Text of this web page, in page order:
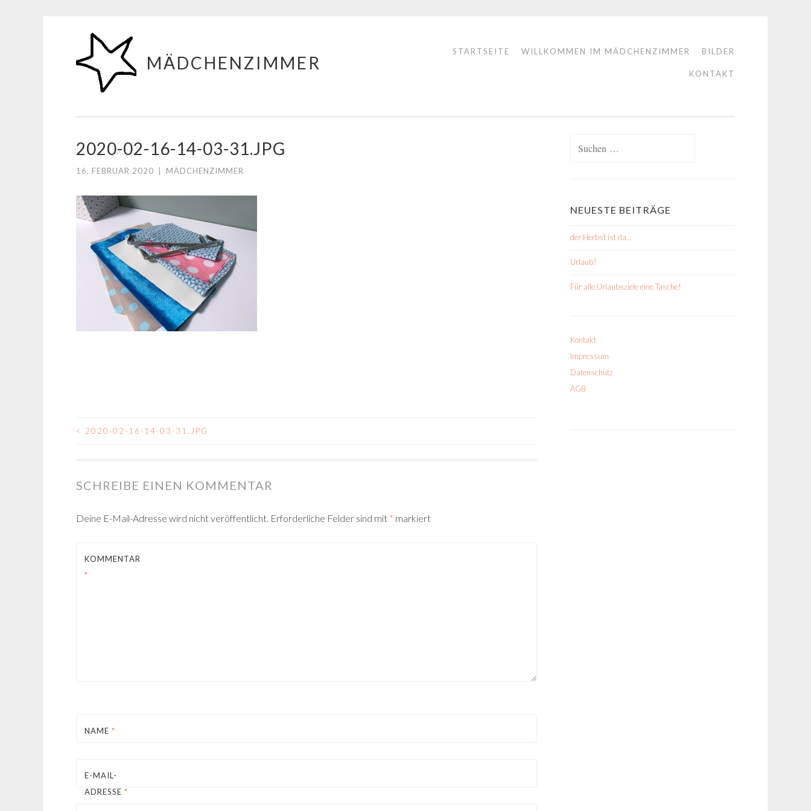
Zum
Inhalt
springen
MÄDCHENZIMMER
STARTSEITE WILLKOMMEN IM MÄDCHENZIMMER BILDER
KONTAKT
2020-02-16-14-03-31.JPG
16. FEBRUAR 2020 MÄDCHENZIMMER
BEITRAGSNAVIGATION
< 2020-02-16-14-03-31.JPG
SCHREIBE EINEN KOMMENTAR
Deine E-Mail-Adresse wird nicht veröffentlicht. Erforderliche Felder sind mit * markiert
KOMMENTAR
*
NAME *
E-MAIL-
ADRESSE *
NEUESTE BEITRÄGE
der Herbst ist da…
Urlaub?
Für alle Urlaubsziele eine Tasche!
Kontakt
Impressum
Datenschutz
AGB